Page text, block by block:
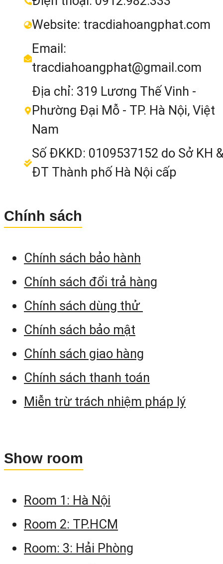
Website: tracdiahoangphat.com
Email:
tracdiahoangphat@gmail.com
Địa chỉ: 319 Lương Thế Vinh -
Phường Đại Mỗ - TP. Hà Nội, Việt
Nam
Số ĐKKD: 0109537152 do Sở KH &
ĐT Thành phố Hà Nội cấp
Chính sách
Chính sách bảo hành
Chính sách đổi trả hàng
Chính sách dùng thử
Chính sách bảo mật
Chính sách giao hàng
Chính sách thanh toán
Miễn trừ trách nhiệm pháp lý
Show room
Room 1: Hà Nội
Room 2: TP.HCM
Room: 3: Hải Phòng